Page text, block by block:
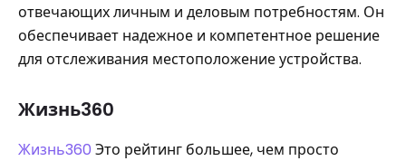
отвечающих личным и деловым потребностям. Он
обеспечивает надежное и компетентное решение
для отслеживания местоположение устройства.
Жизнь360
Жизнь360 Это рейтинг большее, чем просто